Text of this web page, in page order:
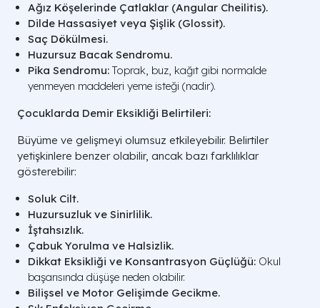
Ağız Köşelerinde Çatlaklar (Angular Cheilitis).
Dilde Hassasiyet veya Şişlik (Glossit).
Saç Dökülmesi.
Huzursuz Bacak Sendromu.
Pika Sendromu: Toprak, buz, kağıt gibi normalde
yenmeyen maddeleri yeme isteği (nadir).
Çocuklarda Demir Eksikliği Belirtileri:
Büyüme ve gelişmeyi olumsuz etkileyebilir. Belirtiler
yetişkinlere benzer olabilir, ancak bazı farklılıklar
gösterebilir:
Soluk Cilt.
Huzursuzluk ve Sinirlilik.
İştahsızlık.
Çabuk Yorulma ve Halsizlik.
Dikkat Eksikliği ve Konsantrasyon Güçlüğü: Okul
başarısında düşüşe neden olabilir.
Bilişsel ve Motor Gelişimde Gecikme.